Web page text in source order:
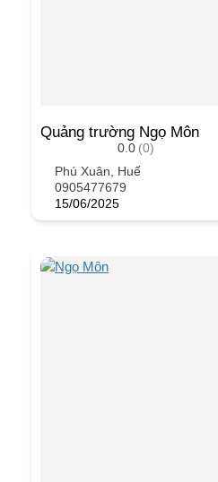
Quảng trường Ngọ Môn
0.0 (0)
Phú Xuân, Huế
0905477679
15/06/2025